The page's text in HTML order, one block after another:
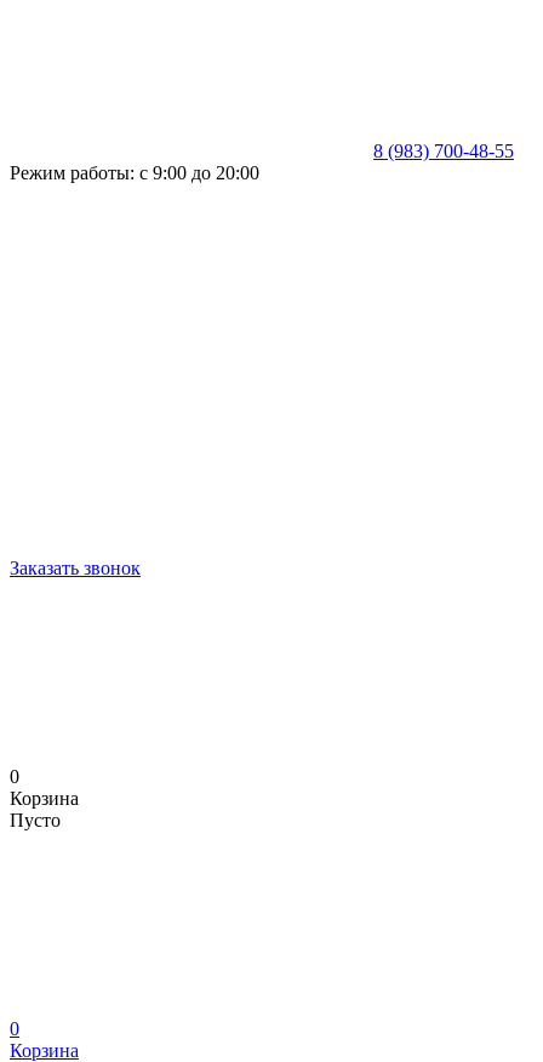
8 (983) 700-48-55
Режим работы: с 9:00 до 20:00
Заказать звонок
0
Корзина
Пусто
0
Корзина